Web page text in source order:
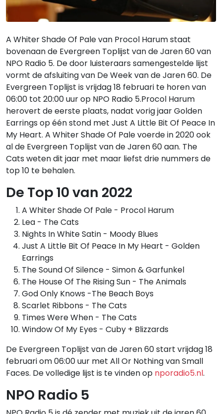
A Whiter Shade Of Pale van Procol Harum staat
bovenaan de Evergreen Toplijst van de Jaren 60 van
NPO Radio 5. De door luisteraars samengestelde lijst
vormt de afsluiting van De Week van de Jaren 60. De
Evergreen Toplijst is vrijdag 18 februari te horen van
06:00 tot 20:00 uur op NPO Radio 5.Procol Harum
herovert de eerste plaats, nadat vorig jaar Golden
Earrings op één stond met Just A Little Bit Of Peace In
My Heart. A Whiter Shade Of Pale voerde in 2020 ook
al de Evergreen Toplijst van de Jaren 60 aan. The
Cats weten dit jaar met maar liefst drie nummers de
top 10 te behalen.
De Top 10 van 2022
A Whiter Shade Of Pale - Procol Harum
Lea - The Cats
Nights In White Satin - Moody Blues
Just A Little Bit Of Peace In My Heart - Golden
Earrings
The Sound Of Silence - Simon & Garfunkel
The House Of The Rising Sun - The Animals
God Only Knows -The Beach Boys
Scarlet Ribbons - The Cats
Times Were When - The Cats
Window Of My Eyes - Cuby + Blizzards
De Evergreen Toplijst van de Jaren 60 start vrijdag 18
februari om 06:00 uur met All Or Nothing van Small
Faces. De volledige lijst is te vinden op nporadio5.nl.
NPO Radio 5